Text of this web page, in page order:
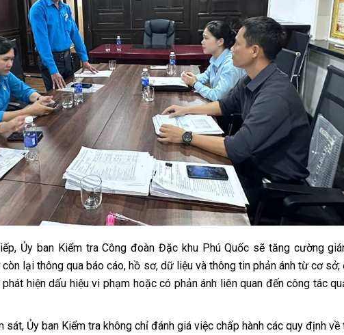
Ủy ban Kiểm tra Công đoàn Đặc khu Phú Quốc sẽ tăng cường
lại thông qua báo cáo, hồ sơ, dữ liệu và thông tin phản ánh từ cơ sở;
hiện dấu hiệu vi phạm hoặc có phản ánh liên quan đến công tác
Ủy ban Kiểm tra không chỉ đánh giá việc chấp hành các quy định về